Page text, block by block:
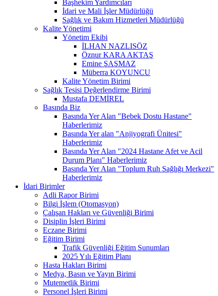
Başhekim Yardımcıları
İdari ve Mali İşler Müdürlüğü
Sağlık ve Bakım Hizmetleri Müdürlüğü
Kalite Yönetimi
Yönetim Ekibi
İLHAN NAZLISÖZ
Öznur KARA AKTAŞ
Emine ŞAŞMAZ
Müberra KOYUNCU
Kalite Yönetim Birimi
Sağlık Tesisi Değerlendirme Birimi
Mustafa DEMİREL
Basında Biz
Basında Yer Alan "Bebek Dostu Hastane"
Haberlerimiz
Basında Yer alan "Anjiyografi Ünitesi"
Haberlerimiz
Basında Yer Alan "2024 Hastane Afet ve Acil
Durum Planı" Haberlerimiz
Basında Yer Alan "Toplum Ruh Sağlığı Merkezi"
Haberlerimiz
İdari Birimler
Adli Rapor Birimi
Bilgi İşlem (Otomasyon)
Çalışan Hakları ve Güvenliği Birimi
Disiplin İşleri Birimi
Eczane Birimi
Eğitim Birimi
Trafik Güvenliği Eğitim Sunumları
2025 Yılı Eğitim Planı
Hasta Hakları Birimi
Medya, Basın ve Yayın Birimi
Mutemetlik Birimi
Personel İşleri Birimi